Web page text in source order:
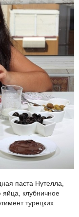
паста Нутелла,
клубничное
турецких